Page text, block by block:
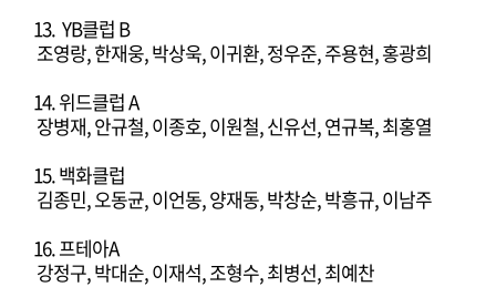
13. YB클럽 B
조영랑, 한재웅, 박상욱, 이귀환, 정우준, 주용현, 홍광희
14. 위드클럽 A
장병재, 안규철, 이종호, 이원철, 신유선, 연규복, 최홍열
15. 백화클럽
김종민, 오동균, 이언동, 양재동, 박창순, 박흥규, 이남주
16. 프테아A
강정구, 박대순, 이재석, 조형수, 최병선, 최예찬